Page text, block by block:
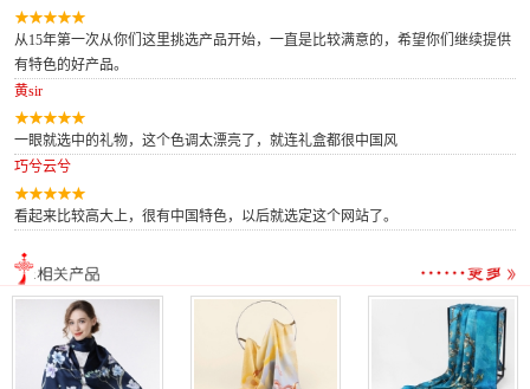
从15年第一次从你们这里挑选产品开始，一直是比较满意的，希望你们继续提供
有特色的好产品。
黄sir
一眼就选中的礼物，这个色调太漂亮了，就连礼盒都很中国风
巧兮云兮
看起来比较高大上，很有中国特色，以后就选定这个网站了。